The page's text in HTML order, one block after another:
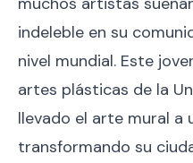
indeleble en su
nivel mundial. Este
artes plásticas de la
llevado el arte mural a
transformando su